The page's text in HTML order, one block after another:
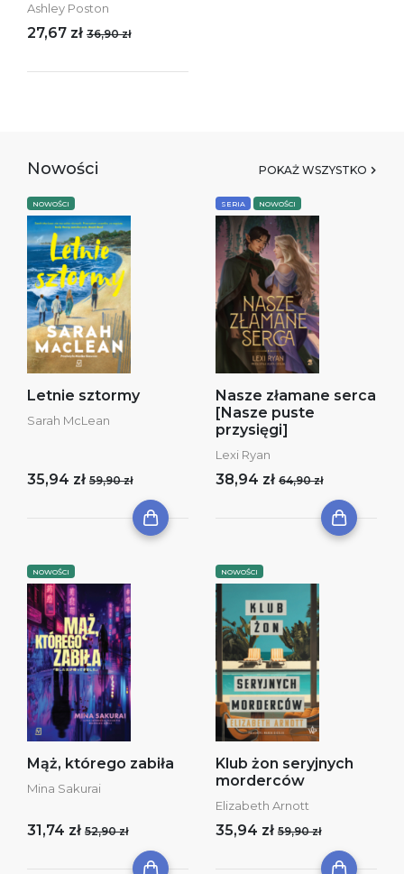
Ashley Poston
27,67 zł 36,90 zł
Nowości POKAŻ WSZYSTKO
NOWOŚCI
Letnie sztormy
Sarah McLean
35,94 zł 59,90 zł
SERIA NOWOŚCI
Nasze złamane serca
[Nasze puste
przysięgi]
Lexi Ryan
38,94 zł 64,90 zł
NOWOŚCI
Mąż, którego zabiła
Mina Sakurai
31,74 zł 52,90 zł
NOWOŚCI
Klub żon seryjnych
morderców
Elizabeth Arnott
35,94 zł 59,90 zł